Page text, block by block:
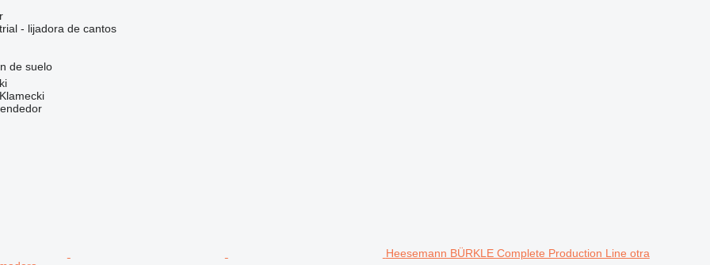
- lijadora de cantos
de suelo
Heesemann BÜRKLE Complete Production Line otra